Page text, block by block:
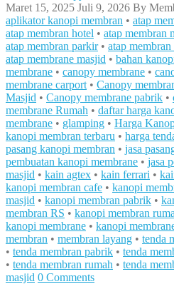
Maret 15, 2025 Juli 9, 2026 By
aplikator kanopi membran • atap
atap membran hotel • atap membran
atap membran parkir• atap membran
atap membrane masjid • bahan
membrane • canopy membrane •
membrane carport • Canopy
Masjid • Canopy membrane pabrik •
membrane Rumah • daftar harga
membrane • glamping • Harga
kanopi membran terbaru • harga
pasang kanopi membran • jasa
pembuatan kanopi membrane • jasa
masjid • kain agtex • kain ferrari •
kanopi membran cafe • kanopi
masjid • kanopi membran pabrik •
membran RS • kanopi membran
kanopi membrane • kanopi
membran • membran layang • tenda
• tenda membran pabrik • tenda
• tenda membran rumah • tenda
masjid 0 Comments